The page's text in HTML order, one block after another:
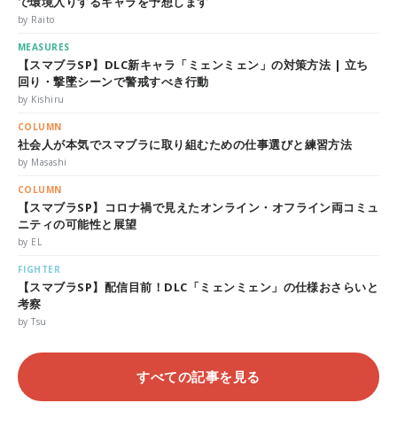
by Raito
MEASURES
【スマブラSP】DLC新キャラ「ミェンミェン」の対策方法 | 立ち
回り・撃墜シーンで警戒すべき行動
by Kishiru
COLUMN
社会人が本気でスマブラに取り組むための仕事選びと練習方法
by Masashi
COLUMN
【スマブラSP】コロナ禍で見えたオンライン・オフライン両コミュ
ニティの可能性と展望
by EL
FIGHTER
【スマブラSP】配信目前！DLC「ミェンミェン」の仕様おさらいと
考察
by Tsu
すべての記事を見る